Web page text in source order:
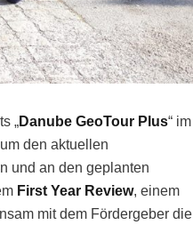
„Danube GeoTour Plus“ im
den aktuellen
und an den geplanten
First Year Review, einem
mit dem Fördergeber die